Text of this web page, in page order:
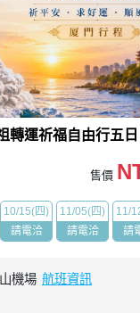
轉運祈福自由行五日
售價
10/15(四)
請電洽
11/05(四)
請電洽
11/
請
機場 航班資訊